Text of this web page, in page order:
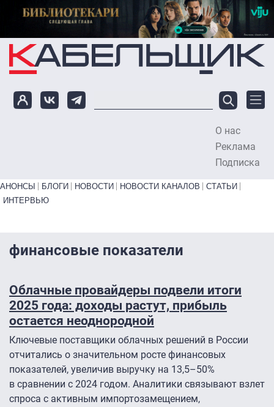
Перейти к основному содержанию
О нас
Реклама
Подписка
Primary links bottom
АНОНСЫ БЛОГИ НОВОСТИ НОВОСТИ КАНАЛОВ
СТАТЬИ
ИНТЕРВЬЮ
финансовые показатели
Облачные провайдеры подвели итоги
2025 года: доходы растут, прибыль
остается неоднородной
Ключевые поставщики облачных решений в России
отчитались о значительном росте финансовых
показателей, увеличив выручку на 13,5–50%
в сравнении с 2024 годом. Аналитики связывают взлет
спроса с активным импортозамещением,